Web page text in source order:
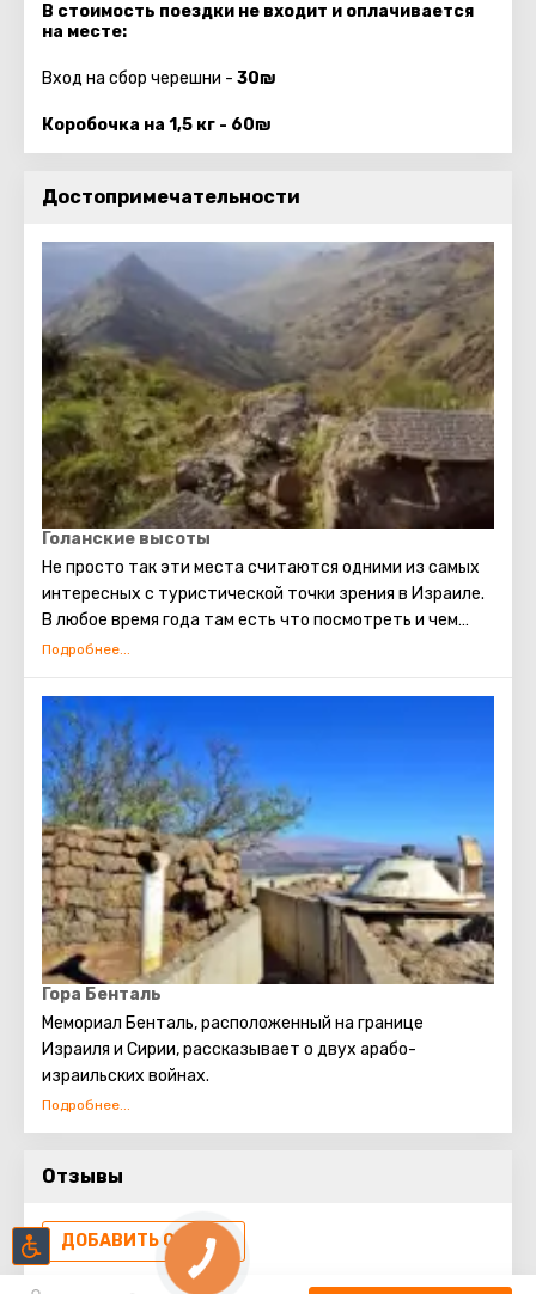
В стоимость поездки не входит и оплачивается
на месте:
Вход на сбор черешни - 30₪
Коробочка на 1,5 кг - 60₪
Достопримечательности
Голанские высоты
Не просто так эти места считаются одними из самых
интересных с туристической точки зрения в Израиле.
В любое время года там есть что посмотреть и чем
заняться. Зимой гора Хермон превращается в
Голанских высот оживает, распускаются
потрясающие цветы. В это время стоит посетить
природные заповедники с водопадами и ручьями. А
осенью особенно популярны конные прогулки. На
Голанских высотах, помимо красоты природы, есть
много исторических достопримечательностей,
национальных парков, заповедников и памятников.
Посетить эти места будет интересно и детям, и
взрослым.
Гора Бенталь
Мемориал Бенталь, расположенный на границе
Израиля и Сирии, рассказывает о двух арабо-
израильских войнах.
Вся равнина восточнее горы Бенталь с 1967 г. является
Отзывы
ДОБАВИТЬ ОТЗЫВ